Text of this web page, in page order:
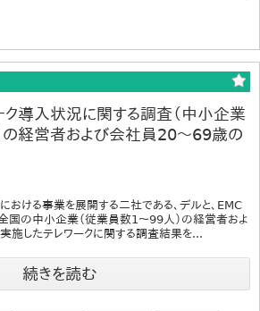
導入状況に関する調査（中小企業
の経営者および会社員20～69歳の
おける事業を展開する二社である、デルと、EMC
国の中小企業（従業員数1～99人）の経営者およ
施したテレワークに関する調査結果を...
続きを読む